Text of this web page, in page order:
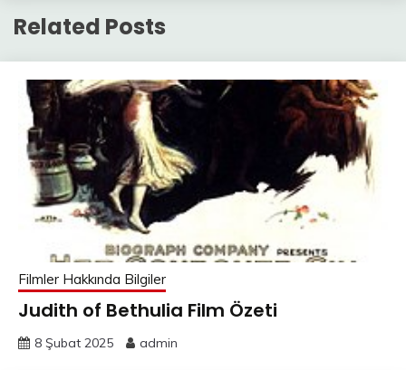
Related Posts
Filmler Hakkında Bilgiler
Judith of Bethulia Film Özeti
8 Şubat 2025 admin